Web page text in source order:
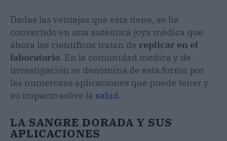
Dadas las ventajas que esta tiene, se ha
convertido en una auténtica joya médica que
ahora los científicos tratan de replicar en el
laboratorio. En la comunidad médica y de
investigación se denomina de esta forma por
las numerosas aplicaciones que puede tener y
su impacto sobre la salud.
LA SANGRE DORADA Y SUS
APLICACIONES